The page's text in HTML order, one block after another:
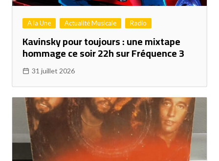
A la Une Actualité Musicale Radio
Kavinsky pour toujours : une mixtape
hommage ce soir 22h sur Fréquence 3
31 juillet 2026